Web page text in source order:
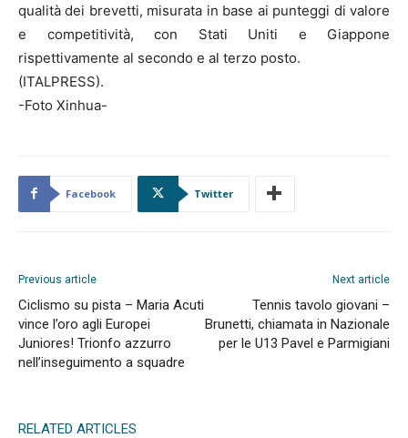
qualità dei brevetti, misurata in base ai punteggi di valore
e competitività, con Stati Uniti e Giappone
rispettivamente al secondo e al terzo posto.
(ITALPRESS).
-Foto Xinhua-
Facebook Twitter
Previous article
Ciclismo su pista – Maria Acuti
vince l’oro agli Europei
Juniores! Trionfo azzurro
nell’inseguimento a squadre
Next article
Tennis tavolo giovani –
Brunetti, chiamata in Nazionale
per le U13 Pavel e Parmigiani
RELATED ARTICLES